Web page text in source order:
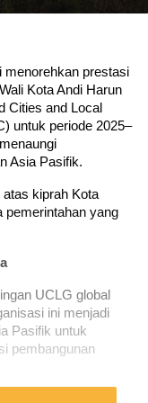
menorehkan prestasi
Kota Andi Harun
Cities and Local
untuk periode 2025–
Asia Pasifik.
atas kiprah Kota
pemerintahan yang
UCLG global
ini menjadi
Pasifik untuk
pembangunan
bergabung dalam